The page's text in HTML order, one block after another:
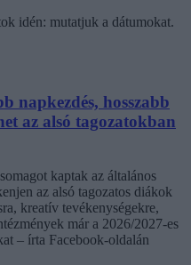
idén: mutatjuk a dátumokat.
napkezdés, hosszabb
az alsó tagozatokban
kaptak az általános
az alsó tagozatos diákok
kreatív tevékenységekre,
már a 2026/2027-es
– írta Facebook-oldalán